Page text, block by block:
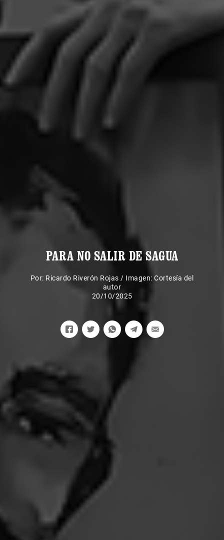
PARA NO SALIR DE SAGUA
Por: Ricardo Riverón Rojas / Imagen: Cortesía del
autor
20/10/2025